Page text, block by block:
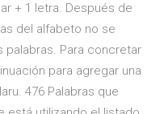
+ 1 letra. Después de
del alfabeto no se
palabras. Para concretar
para agregar una
476 Palabras que